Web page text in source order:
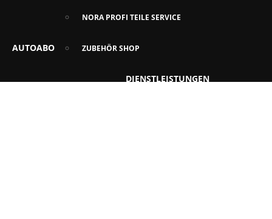
AUTOABO
NORA PROFI TEILE SERVICE
ZUBEHÖR SHOP
DIENSTLEISTUNGEN